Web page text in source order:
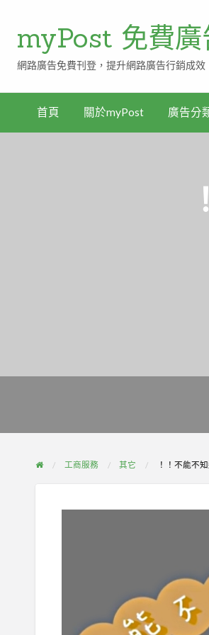
myPost 免費廣
網路廣告免費刊登，提升網路廣告行銷成效
首頁 關於myPost 廣告分
工商服務 其它 ！！不能不